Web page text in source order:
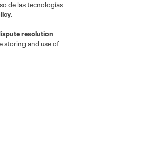
de las tecnologías
.
resolution
storing and use of